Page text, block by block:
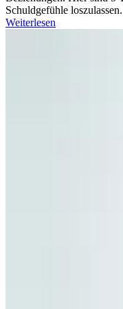
Schuldgefühle loszulassen.
Weiterlesen